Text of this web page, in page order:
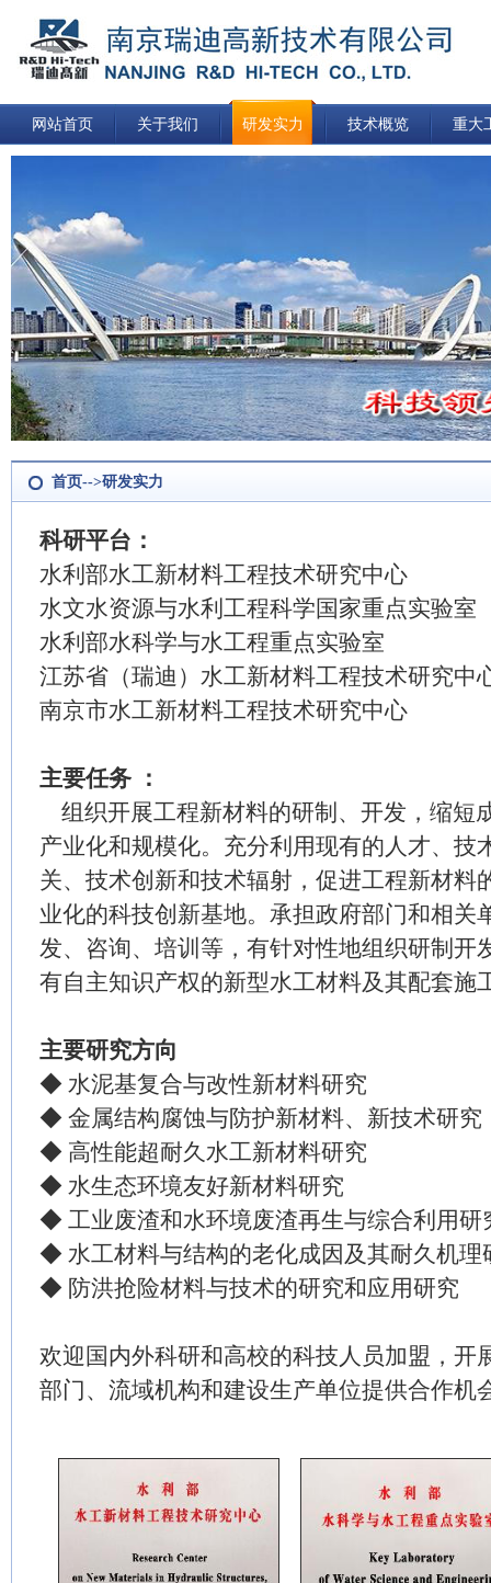
网站首页 关于我们 研发实力 技术概览 重大
首页-->研发实力
科研平台：
水利部水工新材料工程技术研究中心
水文水资源与水利工程科学国家重点实验室
水利部水科学与水工程重点实验室
江苏省（瑞迪）水工新材料工程技术研究中
南京市水工新材料工程技术研究中心
主要任务 ：
组织开展工程新材料的研制、开发，缩短
产业化和规模化。充分利用现有的人才、技
关、技术创新和技术辐射，促进工程新材料
业化的科技创新基地。承担政府部门和相关
发、咨询、培训等，有针对性地组织研制开
有自主知识产权的新型水工材料及其配套施
主要研究方向
◆ 水泥基复合与改性新材料研究
◆ 金属结构腐蚀与防护新材料、新技术研究
◆ 高性能超耐久水工新材料研究
◆ 水生态环境友好新材料研究
◆ 工业废渣和水环境废渣再生与综合利用研
◆ 水工材料与结构的老化成因及其耐久机理
◆ 防洪抢险材料与技术的研究和应用研究
欢迎国内外科研和高校的科技人员加盟，开
部门、流域机构和建设生产单位提供合作机